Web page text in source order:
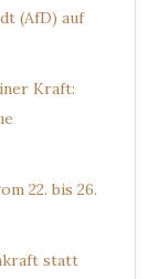
(AfD) auf
Kraft:
22. bis 26.
statt